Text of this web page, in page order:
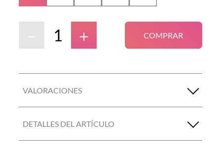
＋
－ COMPRAR
VALORACIONES
DETALLES DEL ARTÍCULO